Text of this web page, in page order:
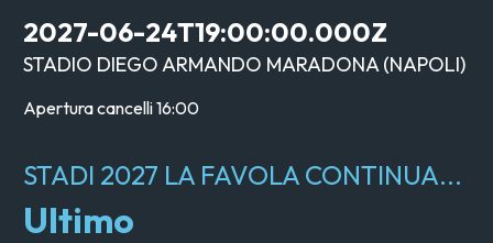
2027-06-24T19:00:00.000Z
STADIO DIEGO ARMANDO MARADONA (NAPOLI)
Apertura cancelli16:00
STADI 2027 LA FAVOLA CONTINUA...
Ultimo